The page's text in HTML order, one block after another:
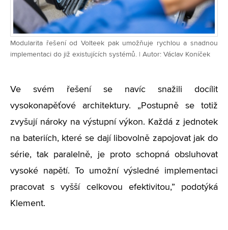
Modularita řešení od Volteek pak umožňuje rychlou a snadnou
implementaci do již existujících systémů. | Autor: Václav Koníček
Ve svém řešení se navíc snažili docílit
vysokonapěťové architektury. „Postupně se totiž
zvyšují nároky na výstupní výkon. Každá z jednotek
na bateriích, které se dají libovolně zapojovat jak do
série, tak paralelně, je proto schopná obsluhovat
vysoké napětí. To umožní výsledné implementaci
pracovat s vyšší celkovou efektivitou,” podotýká
Klement.